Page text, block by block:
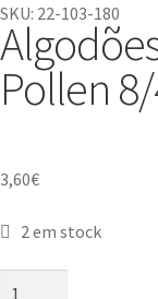
SKU: 22-103-180
Pollen
3,60€
2 em stock